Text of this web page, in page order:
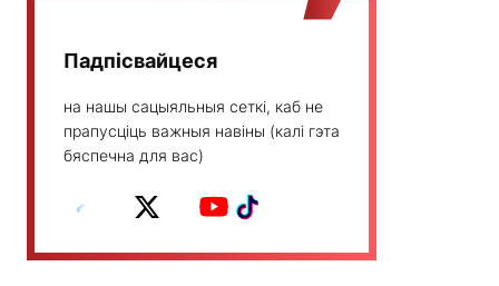
Падпісвайцеся
на нашы сацыяльныя сеткі, каб не
прапусціць важныя навіны (калі гэта
бяспечна для вас)